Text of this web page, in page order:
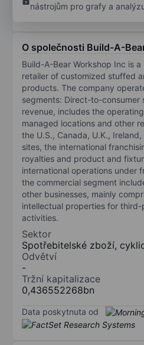
nástrojům pro grafy a
O společnosti Build-A-
Build-A-Bear Workshop Inc is
retailer of customized stuffed
products. The company
segments: Direct-to-consumer
revenue, includes the
managed locations and other
the U.S., Canada, U.K.,
sites, the international
royalties and product and
international operations under
the commercial segment
other businesses, mainly
intellectual properties for
activities.
Sektor
Spotřebitelské zboží,
Odvětví
-
Tržní kapitalizace
0,436552268bn
Data poskytnuta od